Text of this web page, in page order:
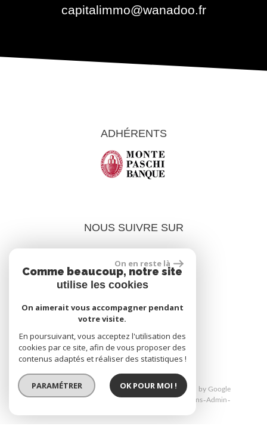
capitalimmo@wanadoo.fr
NOUS SUIVRE SUR
ADHÉRENTS
© 2026 | Tous droits réservés | Traduction powered by Google
Plan du site Mentions légales Nos honoraires Liens Admin
On en reste là
Comme beaucoup, notre site
utilise les cookies
On aimerait vous accompagner pendant
votre visite.
En poursuivant, vous acceptez l'utilisation des
cookies par ce site, afin de vous proposer des
contenus adaptés et réaliser des statistiques !
PARAMÉTRER OK POUR MOI !